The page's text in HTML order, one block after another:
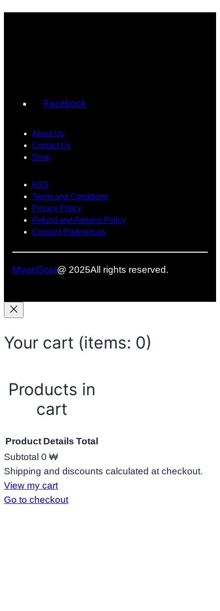
Facebook
About Us
Contact Us
Shop
RSS
Terms and Conditions
Privacy Policy
Refund and Returns Policy
Consent Preferences
MyanGoal@ 2025All rights reserved.
Your cart (items: 0)
Products in
cart
Product Details Total
Subtotal 0 ₩
Shipping and discounts calculated at checkout.
View my cart
Go to checkout